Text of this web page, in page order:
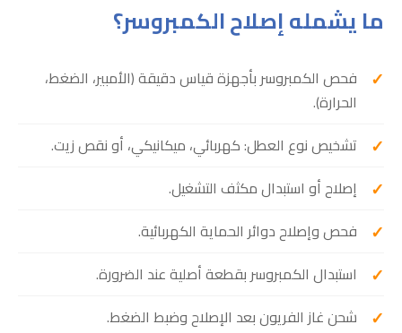
ما يشمله إصلاح الكمبروسر؟
فحص الكمبروسر بأجهزة قياس دقيقة (الأمبير، الضغط،
الحرارة).
تشخيص نوع العطل: كهربائي، ميكانيكي، أو نقص زيت.
إصلاح أو استبدال مكثف التشغيل.
فحص وإصلاح دوائر الحماية الكهربائية.
استبدال الكمبروسر بقطعة أصلية عند الضرورة.
شحن غاز الفريون بعد الإصلاح وضبط الضغط.